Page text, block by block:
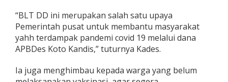
“BLT DD ini merupakan salah satu upaya
Pemerintah pusat untuk membantu masyarakat
yahh terdampak pandemi covid 19 melalui dana
APBDes Koto Kandis,” tuturnya Kades.
Ia juga menghimbau kepada warga yang belum